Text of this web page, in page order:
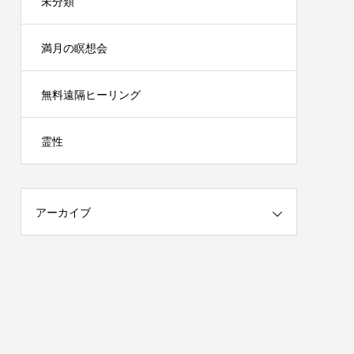
満月の瞑想会
無料遠隔ヒーリング
霊性
アーカイブ